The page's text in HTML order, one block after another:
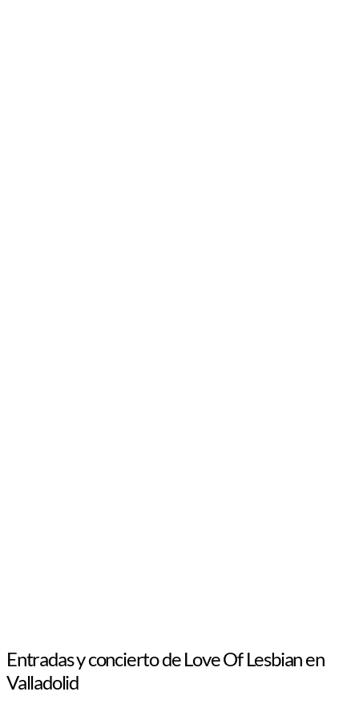
Entradas y concierto de Love Of Lesbian en
Valladolid